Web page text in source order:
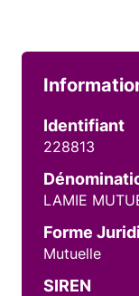
Identifiant
228813
LAMIE
Forme
Mutuelle
SIREN